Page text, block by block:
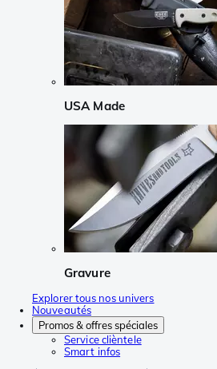
USA Made
Gravure
Explorer tous nos univers
Nouveautés
Promos & offres spéciales
Service clièntele
Smart infos